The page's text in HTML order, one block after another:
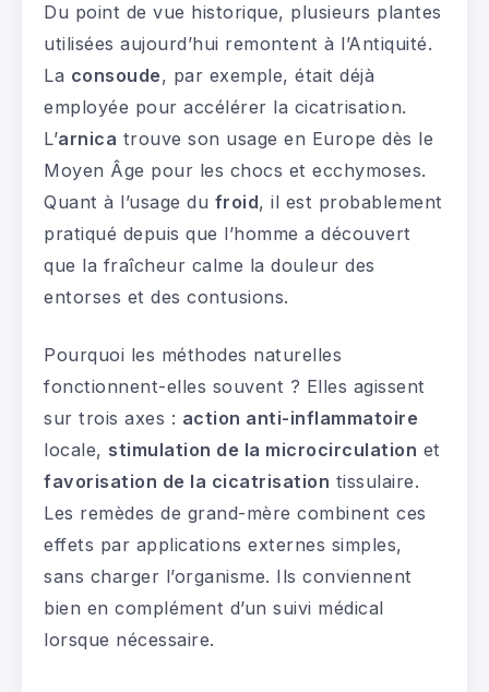
Du point de vue historique, plusieurs plantes
utilisées aujourd’hui remontent à l’Antiquité.
La consoude, par exemple, était déjà
employée pour accélérer la cicatrisation.
L’arnica trouve son usage en Europe dès le
Moyen Âge pour les chocs et ecchymoses.
Quant à l’usage du froid, il est probablement
pratiqué depuis que l’homme a découvert
que la fraîcheur calme la douleur des
entorses et des contusions.
Pourquoi les méthodes naturelles
fonctionnent-elles souvent ? Elles agissent
sur trois axes : action anti-inflammatoire
locale, stimulation de la microcirculation et
favorisation de la cicatrisation tissulaire.
Les remèdes de grand-mère combinent ces
effets par applications externes simples,
sans charger l’organisme. Ils conviennent
bien en complément d’un suivi médical
lorsque nécessaire.